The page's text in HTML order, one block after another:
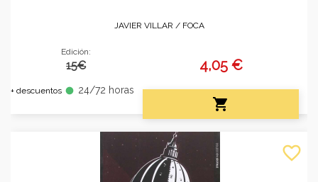
JAVIER VILLAR / FOCA
Edición:
15€
+ descuentos fiber_manual_record 24/72 horas
4,05 €

favorite_border